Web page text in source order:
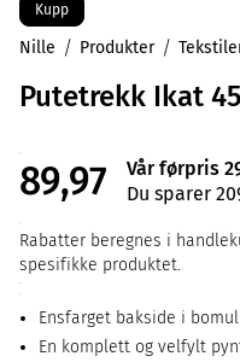
Kupp
Nille Produkter
Putetrekk Ikat
89,97
Vår førpris
Du sparer
Rabatter beregnes i
spesifikke produktet.
Ensfarget bakside i
En komplett og velfylt